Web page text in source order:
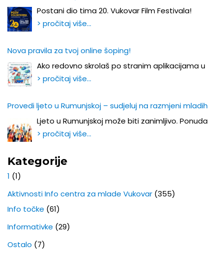
Postani dio tima 20. Vukovar Film Festivala!
> pročitaj više…
Nova pravila za tvoj online šoping!
Ako redovno skrolaš po stranim aplikacijama u
> pročitaj više…
Provedi ljeto u Rumunjskoj – sudjeluj na razmjeni mladih
Ljeto u Rumunjskoj može biti zanimljivo. Ponuda
> pročitaj više…
Kategorije
1 (1)
Aktivnosti Info centra za mlade Vukovar (355)
Info točke (61)
Informativke (29)
Ostalo (7)